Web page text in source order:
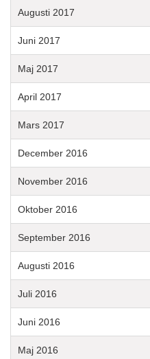
Augusti 2017
Juni 2017
Maj 2017
April 2017
Mars 2017
December 2016
November 2016
Oktober 2016
September 2016
Augusti 2016
Juli 2016
Juni 2016
Maj 2016